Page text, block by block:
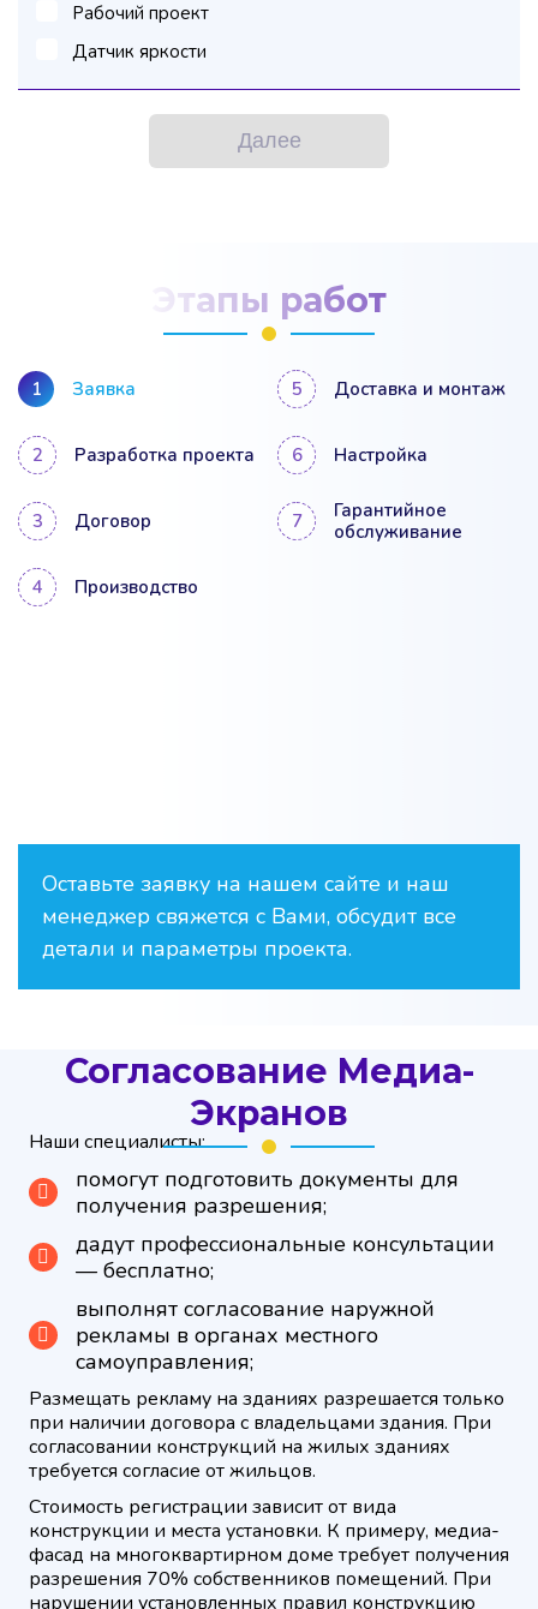
Рабочий проект
Датчик яркости
Далее
Этапы работ
Заявка
Разработка проекта
Договор
Производство
Доставка и монтаж
Настройка
Гарантийное
обслуживание
Оставьте заявку на нашем сайте и наш
менеджер свяжется с Вами, обсудит все
детали и параметры проекта.
Согласование Медиа-
Экранов
Наши специалисты:
помогут подготовить документы для
получения разрешения;
дадут профессиональные консультации
— бесплатно;
выполнят согласование наружной
рекламы в органах местного
самоуправления;
Размещать рекламу на зданиях разрешается только
при наличии договора с владельцами здания. При
согласовании конструкций на жилых зданиях
требуется согласие от жильцов.
Стоимость регистрации зависит от вида
конструкции и места установки. К примеру, медиа-
фасад на многоквартирном доме требует получения
разрешения 70% собственников помещений. При
нарушении установленных правил конструкцию